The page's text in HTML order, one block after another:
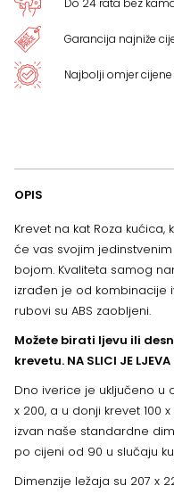
Do 24 rata bez
Garancija najniže
Najbolji omjer
OPIS
Krevet na kat Roza
će vas svojim
bojom. Kvaliteta samog
izrađen je od kombinacije
rubovi su ABS zaobljeni.
Možete birati ljevu ili
krevetu. NA SLICI JE LJEVA
Dno iverice je uključeno u
x 200, a u donji krevet 100
izvan naše standardne
po cijeni od 90 u slučaju
Dimenzije ležaja su 207 x